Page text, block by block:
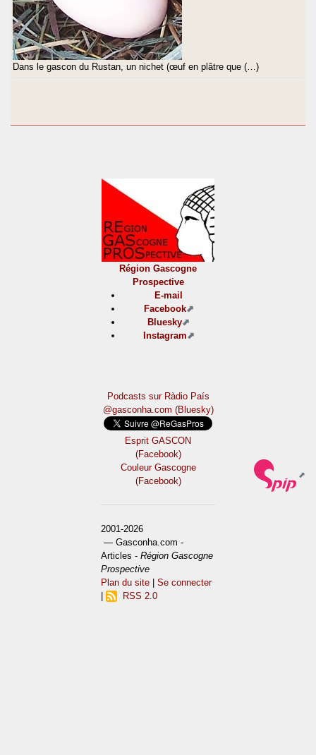
Dans le gascon du Rustan, un nichet (œuf en plâtre que (…)
Région Gascogne
Prospective
E-mail
Facebook
Bluesky
Instagram
Podcasts sur Ràdio País
@gasconha.com (Bluesky)
Esprit GASCON
(Facebook)
Couleur Gascogne
(Facebook)
2001-2026
— Gasconha.com -
Articles -Région Gascogne
Prospective
Plan du site |Se connecter
RSS 2.0